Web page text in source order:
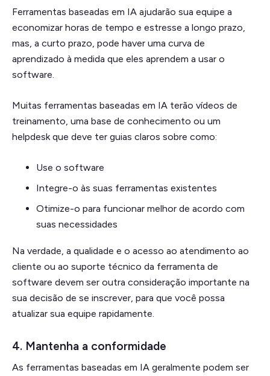
Ferramentas baseadas em IA ajudarão sua equipe a
economizar horas de tempo e estresse a longo prazo,
mas, a curto prazo, pode haver uma curva de
aprendizado à medida que eles aprendem a usar o
software.
Muitas ferramentas baseadas em IA terão vídeos de
treinamento, uma base de conhecimento ou um
helpdesk que deve ter guias claros sobre como:
Use o software
Integre-o às suas ferramentas existentes
Otimize-o para funcionar melhor de acordo com
suas necessidades
Na verdade, a qualidade e o acesso ao atendimento ao
cliente ou ao suporte técnico da ferramenta de
software devem ser outra consideração importante na
sua decisão de se inscrever, para que você possa
atualizar sua equipe rapidamente.
4. Mantenha a conformidade
As ferramentas baseadas em IA geralmente podem ser